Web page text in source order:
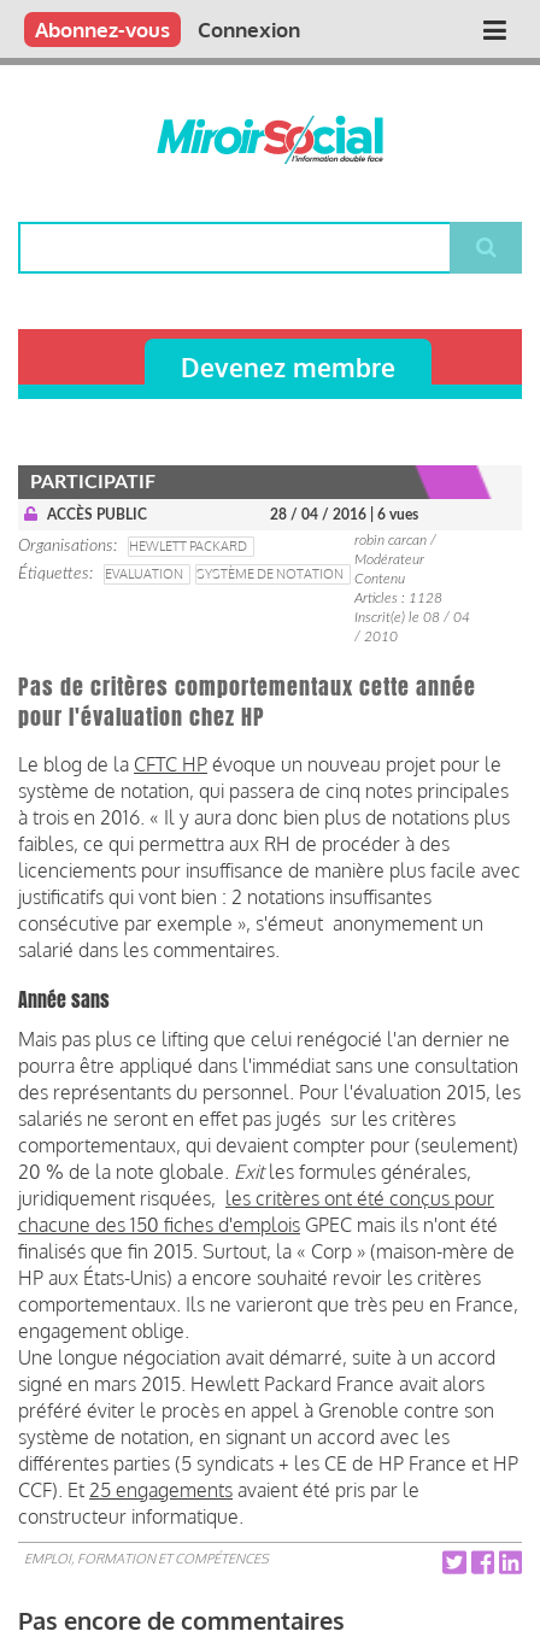
Aller
contenu
Main
Qui sommes nous ?
Vous publiez
Nous publions
Contactez-nous
Abonnez-vous Connexion
Devenez membre
PARTICIPATIF
ACCÈS PUBLIC 28 / 04 / 2016 | 6 vues
Organisations
HEWLETT PACKARD
Étiquettes
EVALUATION SYSTÈME DE NOTATION
robin carcan /
Modérateur
Contenu
Articles : 1128
Inscrit(e) le 08 / 04
/ 2010
Pas de critères comportementaux cette année
pour l'évaluation chez HP
Le blog de la CFTC HP évoque un nouveau projet pour le
système de notation, qui passera de cinq notes principales
à trois en 2016. « Il y aura donc bien plus de notations plus
faibles, ce qui permettra aux RH de procéder à des
licenciements pour insuffisance de manière plus facile avec
justificatifs qui vont bien : 2 notations insuffisantes
consécutive par exemple », s'émeut anonymement un
salarié dans les commentaires.
Année sans
Mais pas plus ce lifting que celui renégocié l'an dernier ne
pourra être appliqué dans l'immédiat sans une consultation
des représentants du personnel. Pour l'évaluation 2015, les
salariés ne seront en effet pas jugés sur les critères
comportementaux, qui devaient compter pour (seulement)
20 % de la note globale. Exitles formules générales,
juridiquement risquées, les critères ont été conçus pour
chacune des 150 fiches d'emplois GPEC mais ils n'ont été
finalisés que fin 2015. Surtout, la « Corp » (maison-mère de
HP aux États-Unis) a encore souhaité revoir les critères
comportementaux. Ils ne varieront que très peu en France,
engagement oblige.
Une longue négociation avait démarré, suite à un accord
signé en mars 2015. Hewlett Packard France avait alors
préféré éviter le procès en appel à Grenoble contre son
système de notation, en signant un accord avec les
différentes parties (5 syndicats + les CE de HP France et HP
CCF). Et 25 engagements avaient été pris par le
constructeur informatique.
EMPLOI, FORMATION ET COMPÉTENCES
Pas encore de commentaires